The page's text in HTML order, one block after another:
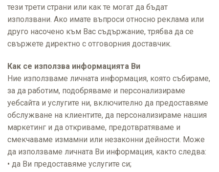
тези трети страни или как те могат да бъдат
използвани. Ако имате въпроси относно реклама или
друго насочено към Вас съдържание, трябва да се
свържете директно с отговорния доставчик.
Как се използва информацията Ви
Ние използваме личната информация, която събираме,
за да работим, подобряваме и персонализираме
уебсайта и услугите ни, включително да предоставяме
обслужване на клиентите, да персонализираме нашия
маркетинг и да откриваме, предотвратяваме и
смекчаваме измамни или незаконни дейности. Може
да използваме личната Ви информация, както следва:
• да Ви предоставяме услугите си;